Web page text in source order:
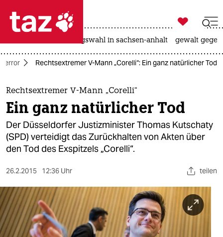
 taz zahl ich
taz zahl ich
themen
politik
öko
sport
berlin

taz zahl ich
landtagswahl in sachsen-anhalt gewalt
Rechtsextremer V-Mann „Corelli“: Ein ganz natürlicher Tod
Rechtsextremer V-Mann „Corelli“
Ein ganz natürlicher Tod
Der Düsseldorfer Justizminister Thomas Kutschaty
(SPD) verteidigt das Zurückhalten von Akten über
den Tod des Exspitzels „Corelli“.
26.2.2015 12:36 Uhr teilen